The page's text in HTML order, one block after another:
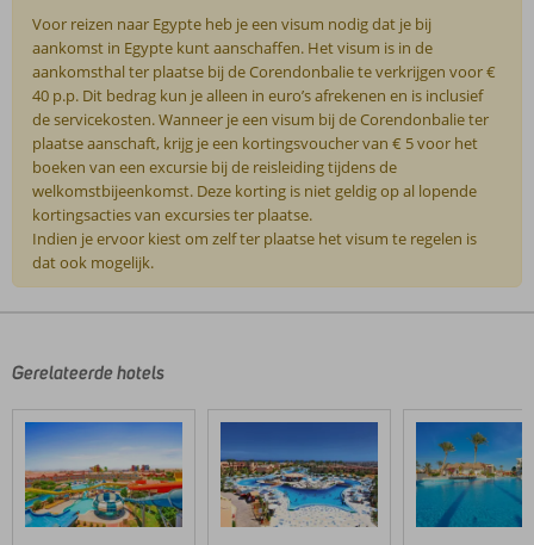
Voor reizen naar Egypte heb je een visum nodig dat je bij
aankomst in Egypte kunt aanschaffen. Het visum is in de
aankomsthal ter plaatse bij de Corendonbalie te verkrijgen voor €
40 p.p. Dit bedrag kun je alleen in euro’s afrekenen en is inclusief
de servicekosten. Wanneer je een visum bij de Corendonbalie ter
plaatse aanschaft, krijg je een kortingsvoucher van € 5 voor het
boeken van een excursie bij de reisleiding tijdens de
welkomstbijeenkomst. Deze korting is niet geldig op al lopende
kortingsacties van excursies ter plaatse.
Indien je ervoor kiest om zelf ter plaatse het visum te regelen is
dat ook mogelijk.
door
klanten
geschreven
na
hun
verblijf
Gerelateerde hotels